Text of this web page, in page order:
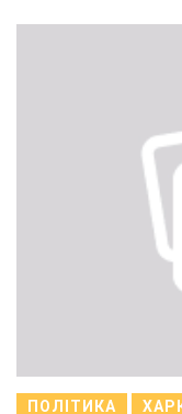
ПОЛІТИКА